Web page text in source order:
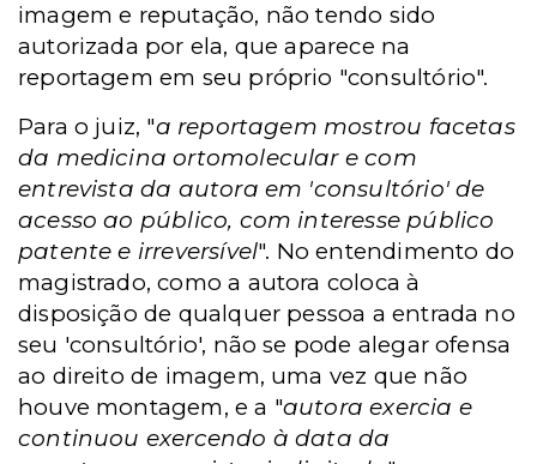
imagem e reputação, não tendo sido
autorizada por ela, que aparece na
reportagem em seu próprio "consultório".
Para o juiz, "a reportagem mostrou facetas
da medicina ortomolecular e com
entrevista da autora em 'consultório' de
acesso ao público, com interesse público
patente e irreversível". No entendimento do
magistrado, como a autora coloca à
disposição de qualquer pessoa a entrada no
seu 'consultório', não se pode alegar ofensa
ao direito de imagem, uma vez que não
houve montagem, e a "autora exercia e
continuou exercendo à data da